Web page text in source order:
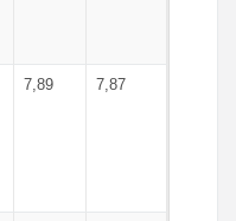
7,89 7,87